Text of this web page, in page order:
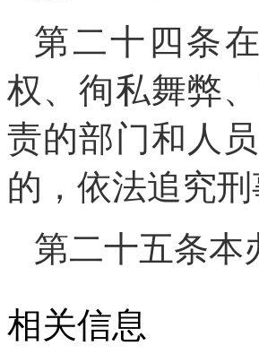
第二十四条
权、徇私舞弊
责的部门和人
的，依法追究刑
第二十五条本
相关信息